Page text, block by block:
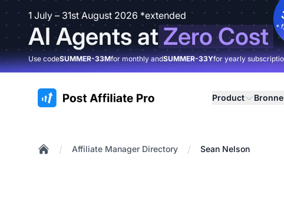
1 July – 31st August 2026 *extended
AI Agents atZero Cost +
Use codeSUMMER-33Mfor monthly andSUMMER-33Yfor yearly
:site.title Product
/ Affiliate Manager Directory / Sean Nelson